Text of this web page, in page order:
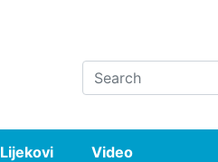
Search
Lijekovi Video